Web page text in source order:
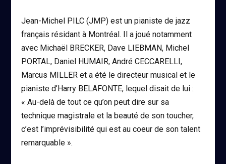
Jean-Michel PILC (JMP)est un pianiste de jazz
français résidant à Montréal. Il a joué notamment
avec Michaël BRECKER, Dave LIEBMAN, Michel
PORTAL, Daniel HUMAIR, André CECCARELLI,
Marcus MILLER et a été le directeur musical et le
pianiste d’Harry BELAFONTE, lequel disait de lui :
« Au-delà de tout ce qu’on peut dire sur sa
technique magistrale et la beauté de son toucher,
c’est l’imprévisibilité qui est au coeur de son talent
remarquable ».